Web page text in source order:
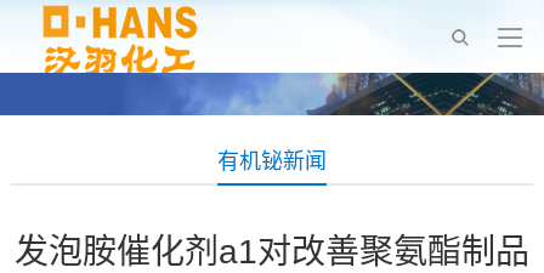
有机铋新闻
发泡胺催化剂a1对改善聚氨酯制品